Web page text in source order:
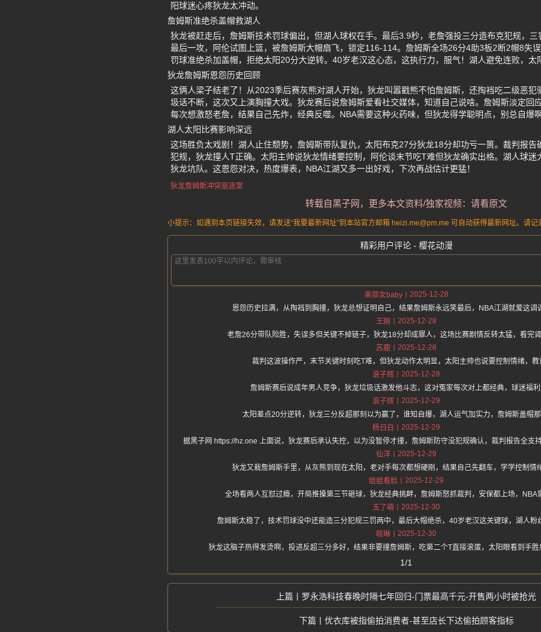
阳球迷心疼狄龙太冲动。
詹姆斯准绝杀盖帽救湖人
狄龙被赶走后，詹姆斯技术罚球偏出，但湖人球权在手。最后3.9秒，老詹强投三分造布克犯规，
最后一攻，阿伦试图上篮，被詹姆斯大帽扇飞，锁定116-114。詹姆斯全场26分4助3板2断2帽8失误
罚球准绝杀加盖帽，拒绝太阳20分大逆转。40岁老汉这心态，这执行力，服气！湖人避免连败，太
狄龙詹姆斯恩怨历史回顾
这俩人梁子结老了！从2023季后赛灰熊对湖人开始，狄龙叫嚣戳熊不怕詹姆斯，还掏裆吃二级恶犯
圾话不断，这次又上演胸撞大戏。狄龙赛后说詹姆斯爱看社交媒体，知道自己说啥。詹姆斯淡定回
每次想激怒老詹，结果自己先炸，经典反噬。NBA需要这种火药味，但狄龙得学聪明点，别总自爆啊
湖人太阳比赛影响深远
这场胜负太戏剧！湖人止住颓势，詹姆斯带队复仇，太阳布克27分狄龙18分却功亏一篑。裁判报告
犯规，狄龙撞人T正确。太阳主帅说狄龙情绪要控制，阿伦谈末节吃T难但狄龙确实出格。湖人球迷
狄龙坑队。这恩怨对决，热度爆表，NBA江湖又多一出好戏，下次再战估计更猛！
狄龙詹姆斯冲突驱逐案
转载自黑子网，更多本文资料/独家视频：请看原文
小提示：如遇到本页链接失效，请发送“我要最新网址”到本站官方邮箱 heizi.me@pm.me 可自动获得最新网址。请记
精彩用户评论 - 樱花动漫
美邵女baby
2025-12-28
恩怨历史拉满，从掏裆到胸撞，狄龙总想证明自己，结果詹姆斯永远笑最后，NBA江湖就爱这调
王刚
2025-12-28
老詹26分带队险胜，失误多但关键不掉链子，狄龙18分却成罪人，这场比赛剧情反转太猛，看完肾
苏鹿
2025-12-28
裁判这波操作严，末节关键时刻吃T难，但狄龙动作太明显，太阳主帅也说要控制情绪，教
浪子辉
2025-12-28
詹姆斯赛后说成年男人竞争，狄龙垃圾话激发他斗志，这对冤家每次对上都经典，球迷福利
浪子辉
2025-12-29
太阳差点20分逆转，狄龙三分反超那刻以为赢了，谁知自爆，湖人运气加实力，詹姆斯盖帽那
杨日白
2025-12-29
据黑子网 https://hz.one 上面说，狄龙赛后承认失控，以为没暂停才撞，詹姆斯防守没犯规确认，裁判报告全支
仙洋
2025-12-29
狄龙又栽詹姆斯手里，从灰熊到现在太阳，老对手每次都想硬刚，结果自己先翻车，学学控制情
姐姐看脸
2025-12-29
全场看两人互怼过瘾，开局推搡第三节砸球，狄龙经典挑衅，詹姆斯怒抓裁判，安保都上场，NBA
玉了萌
2025-12-30
詹姆斯太稳了，技术罚球没中还能造三分犯规三罚两中，最后大帽绝杀，40岁老汉这关键球，湖人粉
晓琳
2025-12-30
狄龙这脑子热得发烫啊，投进反超三分多好，结果非要撞詹姆斯，吃第二个T直接滚蛋，太阳眼看到手胜
1/1
罗永浩科技春晚时隔七年回归-门票最高千元-开售两小时被抢光
优衣库被指偷拍消费者-甚至店长下达偷拍顾客指标